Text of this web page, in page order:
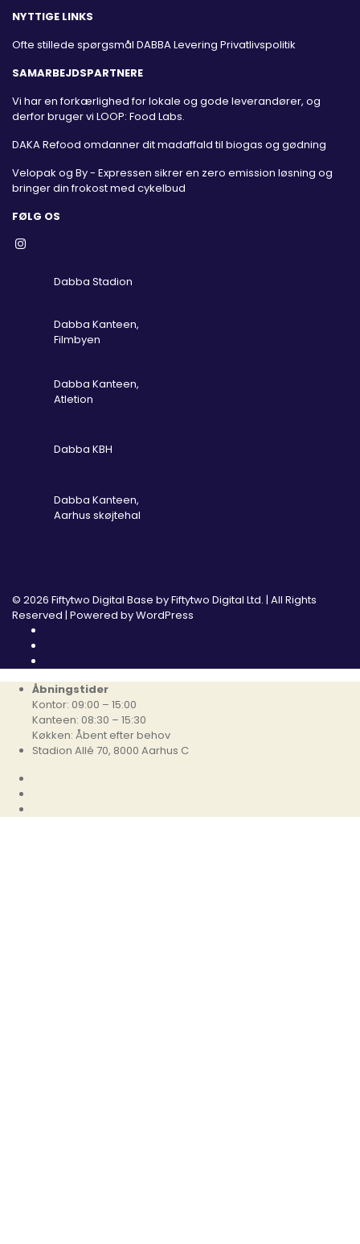
NYTTIGE LINKS
Ofte stillede spørgsmål DABBA Levering Privatlivspolitik
SAMARBEJDSPARTNERE
Vi har en forkærlighed for lokale og gode leverandører, og
derfor bruger vi LOOP: Food Labs.
DAKA Refood omdanner dit madaffald til biogas og gødning
Velopak og By - Expressen sikrer en zero emission løsning og
bringer din frokost med cykelbud
FØLG OS
Dabba Stadion
Dabba Kanteen,
Filmbyen
Dabba Kanteen,
Atletion
Dabba KBH
Dabba Kanteen,
Aarhus skøjtehal
© 2026 Fiftytwo Digital Base byFiftytwo Digital Ltd. | All Rights
Reserved | Powered byWordPress
Åbningstider
Kontor: 09:00 – 15:00
Kanteen: 08:30 – 15:30
Køkken: Åbent efter behov
Stadion Allé 70, 8000 Aarhus C